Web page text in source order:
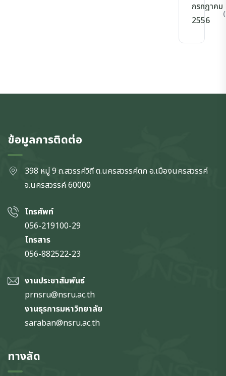
กรกฎาคม
2556
ข้อมูลการติดต่อ
398 หมู่ 9 ถ.สวรรค์วิถี ต.นครสวรรค์ตก อ.เมืองนครสวรรค์
จ.นครสวรรค์60000
โทรศัพท์
056-219100-29
โทรสาร
056-882522-23
งานประชาสัมพันธ์
prnsru@nsru.ac.th
งานธุรการมหาวิทยาลัย
saraban@nsru.ac.th
ทางลัด